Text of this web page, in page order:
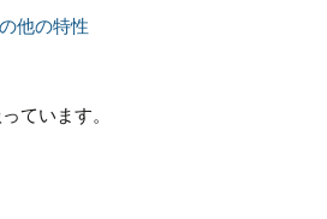
他の特性
ています。